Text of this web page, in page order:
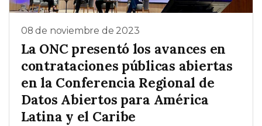
08 de noviembre de 2023
La ONC presentó los avances en
contrataciones públicas abiertas
en la Conferencia Regional de
Datos Abiertos para América
Latina y el Caribe